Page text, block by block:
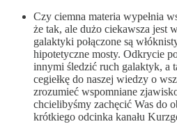
Czy ciemna materia wypełnia
że tak, ale dużo ciekawsza jest
galaktyki połączone są
hipotetyczne mosty. Odkrycie
innymi śledzić ruch galaktyk, a
cegiełkę do naszej wiedzy o
zrozumieć wspomniane
chcielibyśmy zachęcić Was do
krótkiego odcinka kanału